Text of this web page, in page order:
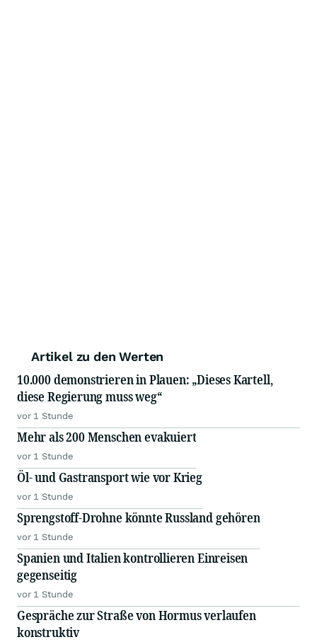
Artikel zu den Werten
10.000 demonstrieren in Plauen: „Dieses Kartell,
diese Regierung muss weg“
vor 1 Stunde
Mehr als 200 Menschen evakuiert
vor 1 Stunde
Öl- und Gastransport wie vor Krieg
vor 1 Stunde
Sprengstoff-Drohne könnte Russland gehören
vor 1 Stunde
Spanien und Italien kontrollieren Einreisen
gegenseitig
vor 1 Stunde
Gespräche zur Straße von Hormus verlaufen
konstruktiv